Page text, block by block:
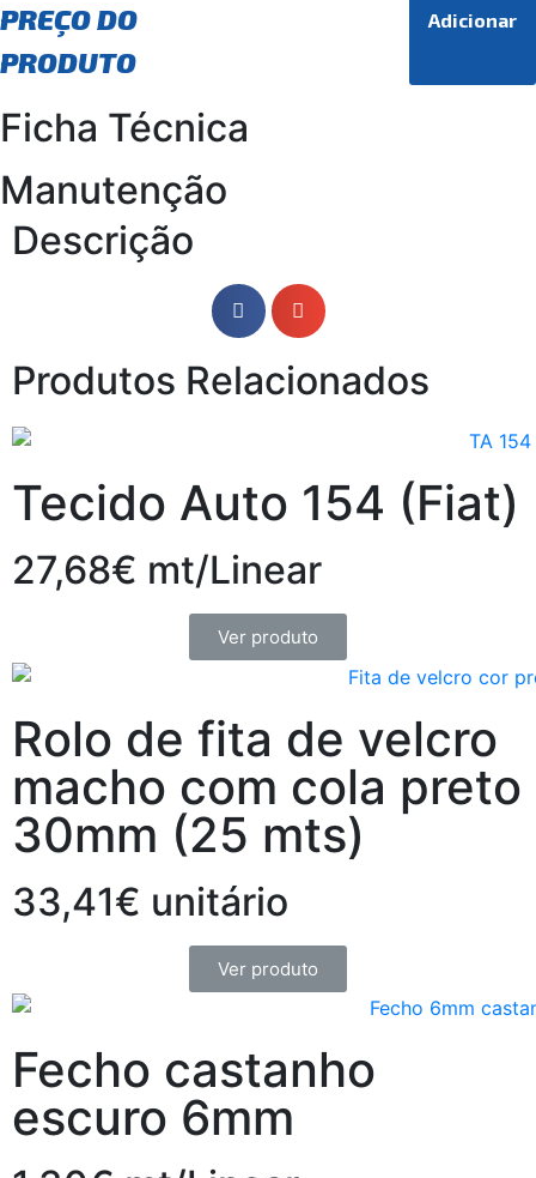
PREÇO DO
PRODUTO
Adicionar
Ficha Técnica
Manutenção
Descrição
Produtos Relacionados
Tecido Auto 154 (Fiat)
27,68€ mt/Linear
Ver produto
Rolo de fita de velcro
macho com cola preto
30mm (25 mts)
33,41€ unitário
Ver produto
Fecho castanho
escuro 6mm